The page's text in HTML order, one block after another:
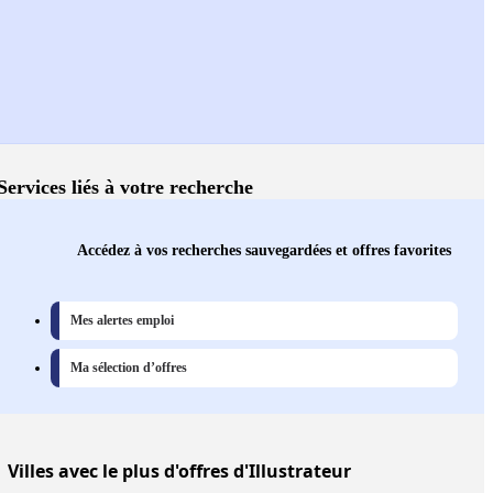
liés à votre recherche
Accédez à vos recherches sauvegardées et offres favorites
Mes alertes emploi
Ma sélection d’offres
Villesavec le plus d'offres d'Illustrateur